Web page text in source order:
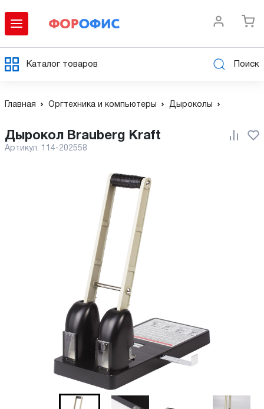
Каталог товаров Поиск
Главная Оргтехника и компьютеры Дыроколы
Дырокол Brauberg Kraft
Артикул: 114-202558